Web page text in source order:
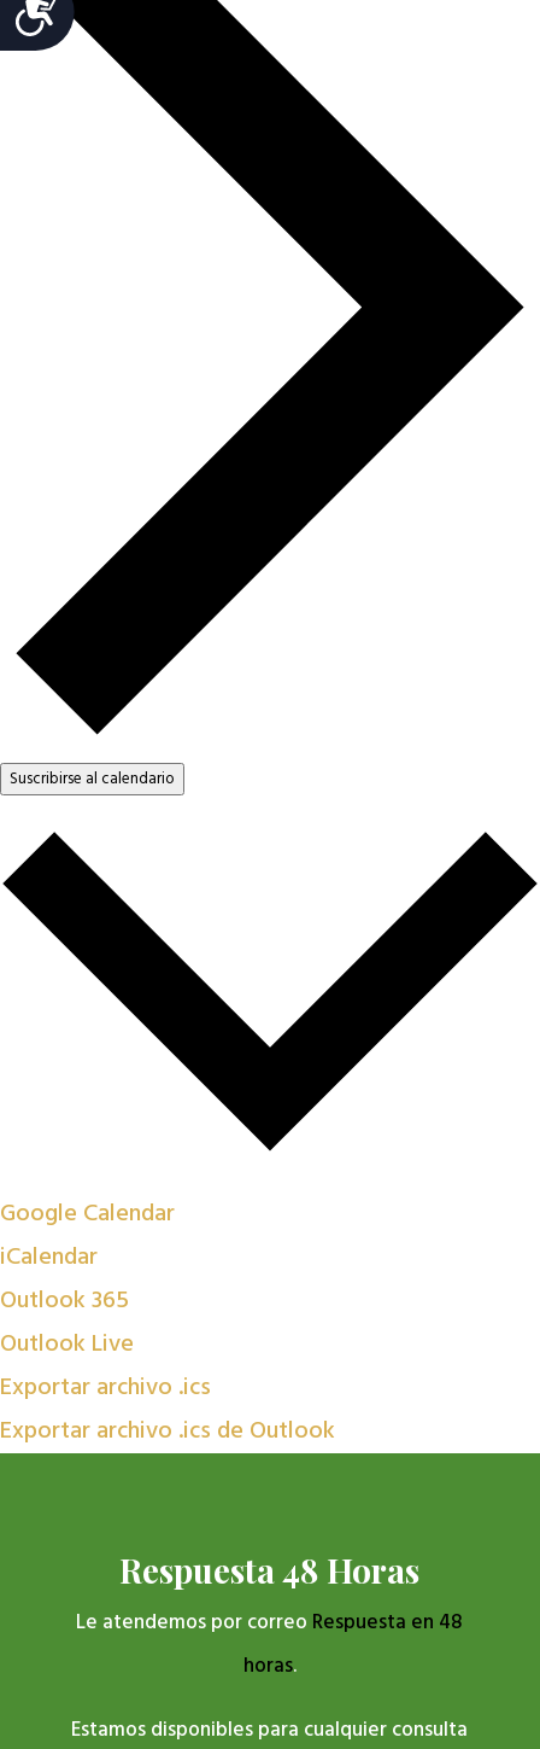
Accesibilidad
Suscribirse al calendario
Google Calendar
iCalendar
Outlook 365
Outlook Live
Exportar archivo .ics
Exportar archivo .ics de Outlook
Respuesta 48 Horas
Le atendemos por correo Respuesta en 48
horas.
Estamos disponibles para cualquier consulta